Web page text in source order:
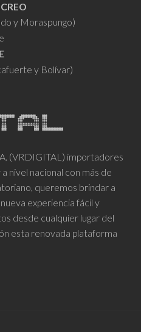
y Moraspungo)
y Bolívar)
(VRDIGITAL) importadores
nivel nacional con más de
queremos brindar a
experiencia fácil y
desde cualquier lugar del
esta renovada plataforma